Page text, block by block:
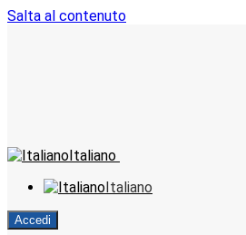
Salta al contenuto
Italiano
Italiano
Accedi